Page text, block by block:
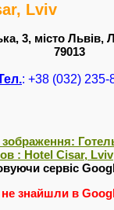
Lviv
3, місто Львів,
79013
: +38 (032) 235-
: Hotel Cisar, Lviv
сервіс
знайшли в